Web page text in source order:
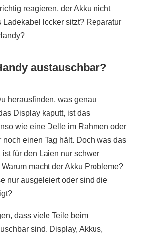
reagieren, der Akku nicht
Ladekabel locker sitzt? Reparatur
austauschbar?
herausfinden, was genau
Display kaputt, ist das
wie eine Delle im Rahmen oder
noch einen Tag hält. Doch was das
ist für den Laien nur schwer
macht der Akku Probleme?
nur ausgeleiert oder sind die
dass viele Teile beim
sind. Display, Akkus,